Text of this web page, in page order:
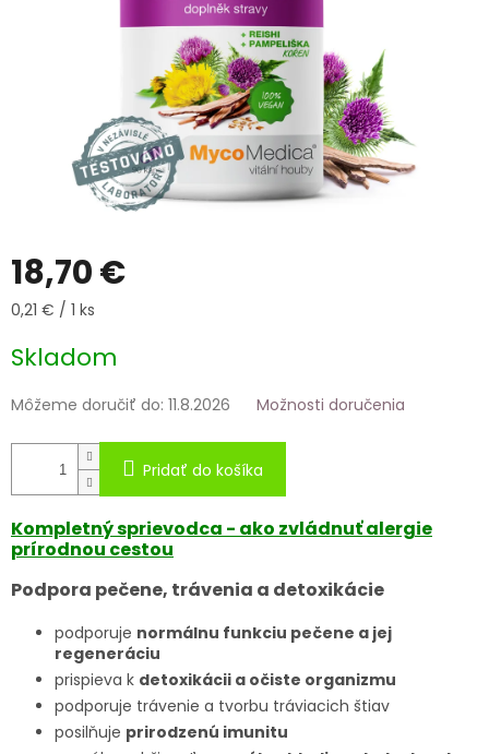
18,70 €
Jednotková
0,21 € / 1 ks
Skladom
Môžeme doručiť do: 11.8.2026 Možnosti doručenia
Pridať do košíka
Kompletný sprievodca - ako zvládnuť alergie
prírodnou cestou
Podpora pečene, trávenia a detoxikácie
podporuje normálnu funkciu pečene a jej
regeneráciu
prispieva k detoxikácii a očiste organizmu
podporuje trávenie a tvorbu tráviacich štiav
posilňuje prirodzenú imunitu